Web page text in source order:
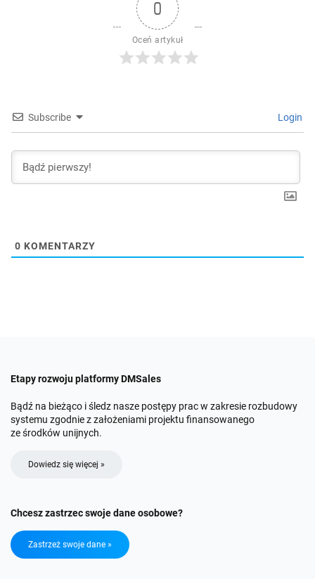
0
Oceń artykuł
Subscribe Login
0 KOMENTARZY
Etapy rozwoju platformy DMSales
Bądź na bieżąco i śledz nasze postępy prac w zakresie rozbudowy
systemu zgodnie z założeniami projektu finansowanego
ze środków unijnych.
Dowiedz się więcej »
Chcesz zastrzec swoje dane osobowe?
Zastrzeż swoje dane »